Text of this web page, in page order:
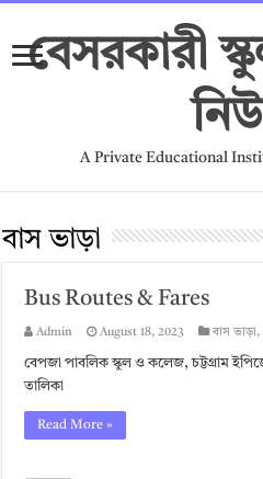
বেসরকারী
A Private Educational
বাস ভাড়া
Bus Routes & Fares
Admin August 18, 2023 বাস ভাড়া,
বেপজা পাবলিক স্কুল ও কলেজ, চট্টগ্রাম
তালিকা
Read More »